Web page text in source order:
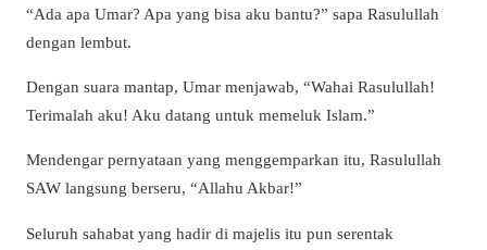
“Ada apa Umar? Apa yang bisa aku bantu?” sapa Rasulullah
dengan lembut.
Dengan suara mantap, Umar menjawab, “Wahai Rasulullah!
Terimalah aku! Aku datang untuk memeluk Islam.”
Mendengar pernyataan yang menggemparkan itu, Rasulullah
SAW langsung berseru, “Allahu Akbar!”
Seluruh sahabat yang hadir di majelis itu pun serentak